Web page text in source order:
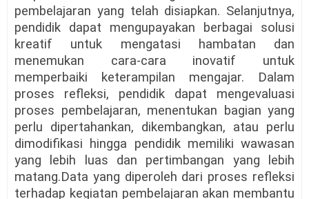
pembelajaran yang telah disiapkan. Selanjutnya,
pendidik dapat mengupayakan berbagai solusi
kreatif untuk mengatasi hambatan dan
menemukan cara-cara inovatif untuk
memperbaiki keterampilan mengajar. Dalam
proses refleksi, pendidik dapat mengevaluasi
proses pembelajaran, menentukan bagian yang
perlu dipertahankan, dikembangkan, atau perlu
dimodifikasi hingga pendidik memiliki wawasan
yang lebih luas dan pertimbangan yang lebih
matang.Data yang diperoleh dari proses refleksi
terhadap kegiatan pembelajaran akan membantu